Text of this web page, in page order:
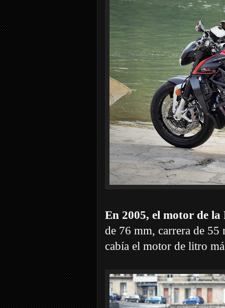
En 2005, el motor de la
de 76 mm, carrera de
cabía el motor de litro